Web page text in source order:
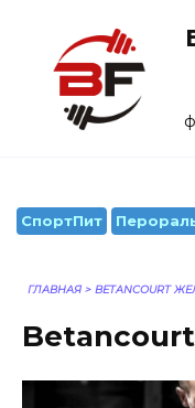
содержанию
СпортПит
ГЛАВНАЯ > BETANCOURT